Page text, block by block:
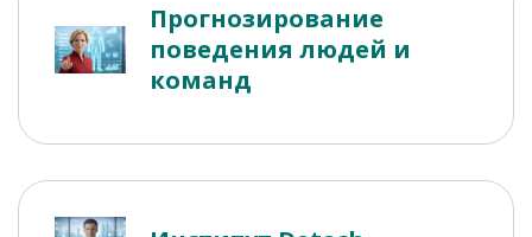
Прогнозирование
поведения людей и
команд